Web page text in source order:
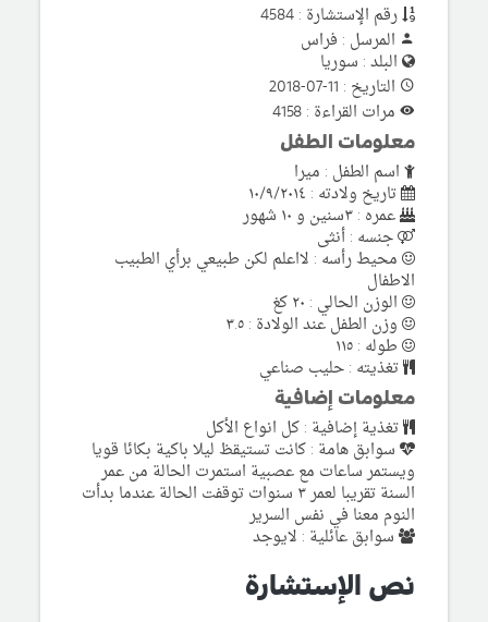
رقم الإستشارة : 4584
المرسل : فراس
البلد : سوريا
التاريخ : 11-07-2018
مرات القراءة : 4158
معلومات الطفل
اسم الطفل : ميرا
تاريخ ولادته : ١٠/٩/٢٠١٤
عمره : ٣سنين و ١٠ شهور
جنسه : أنثى
محيط رأسه : لااعلم لكن طبيعي برأي الطبيب
الاطفال
الوزن الحالي : ٢٠ كغ
وزن الطفل عند الولادة : ٣.٥
طوله : ١١٥
تغذيته : حليب صناعي
معلومات إضافية
تغذية إضافية : كل انواع الأكل
سوابق هامة : كانت تستيقظ ليلا باكية بكائا قويا
ويستمر ساعات مع عصبية استمرت الحالة من عمر
السنة تقريبا لعمر ٣ سنوات توقفت الحالة عندما بدأت
النوم معنا في نفس السرير
سوابق عائلية : لايوجد
نص الإستشارة